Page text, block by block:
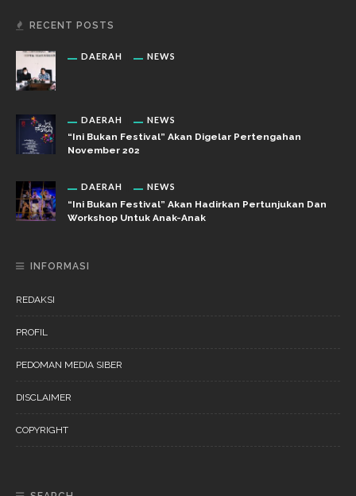
RECENT POSTS
DAERAH NEWS
DAERAH NEWS
“Ini Bukan Festival” Akan Digelar Pertengahan
November 202
DAERAH NEWS
“Ini Bukan Festival” Akan Hadirkan Pertunjukan Dan
Workshop Untuk Anak-Anak
INFORMASI
REDAKSI
PROFIL
PEDOMAN MEDIA SIBER
DISCLAIMER
COPYRIGHT